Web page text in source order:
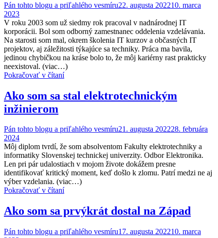
Pán tohto blogu a priľahlého vesmíru22. augusta 202210. marca
2023
V roku 2003 som už siedmy rok pracoval v nadnárodnej IT
korporácii. Bol som odborný zamestnanec oddelenia vzdelávania.
Na starosti som mal, okrem školenia IT kurzov a občasných IT
projektov, aj záležitosti týkajúce sa techniky. Práca ma bavila,
jedinou chybičkou na kráse bolo to, že môj kariérny rast prakticky
neexistoval. (viac…)
Pokračovať v čítaní
Ako som sa stal elektrotechnickým
inžinierom
Pán tohto blogu a priľahlého vesmíru21. augusta 202228. februára
2024
Môj diplom tvrdí, že som absolventom Fakulty elektrotechniky a
informatiky Slovenskej technickej univerzity. Odbor Elektronika.
Len pri pár udalostiach v mojom živote dokážem presne
identifikovať kritický moment, keď došlo k zlomu. Patrí medzi ne aj
výber vzdelania. (viac…)
Pokračovať v čítaní
Ako som sa prvýkrát dostal na Západ
Pán tohto blogu a priľahlého vesmíru17. augusta 202210. marca